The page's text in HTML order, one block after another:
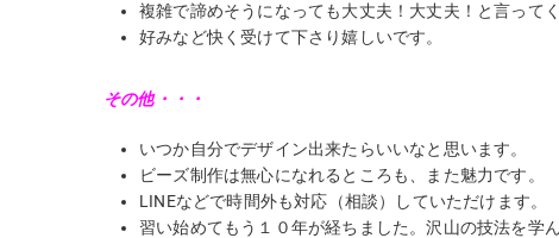
複雑で諦めそうになっても大丈夫！大丈夫！と言って
好みなど快く受けて下さり嬉しいです。
その他・・・
いつか自分でデザイン出来たらいいなと思います。
ビーズ制作は無心になれるところも、また魅力です。
LINEなどで時間外も対応（相談）していただけます。
習い始めてもう１０年が経ちました。沢山の技法を学